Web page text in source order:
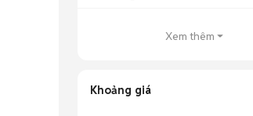
Xem thêm
Khoảng giá